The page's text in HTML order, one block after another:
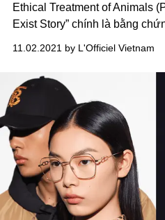
Ethical Treatment of Animals
Exist Story” chính là bằng
11.02.2021 by L'Officiel Vietnam